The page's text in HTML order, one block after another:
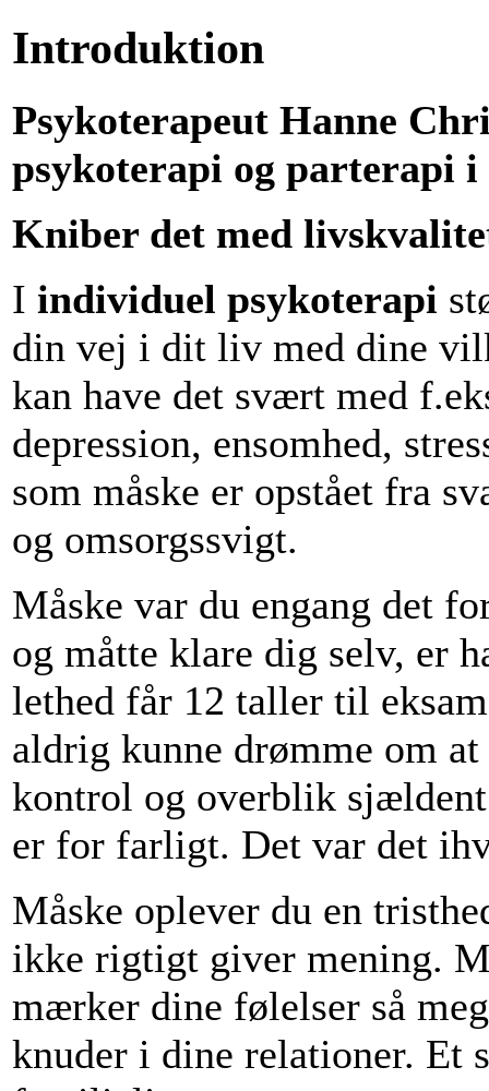
Introduktion
Psykoterapeut Hanne
psykoterapi og parterapi i
Kniber det med
I individuel psykoterapi
din vej i dit liv med dine
kan have det svært med
depression, ensomhed,
som måske er opstået fra
og omsorgssvigt.
Måske var du engang det
og måtte klare dig selv, er
lethed får 12 taller til
aldrig kunne drømme om
kontrol og overblik
er for farligt. Det var det
Måske oplever du en
ikke rigtigt giver mening.
mærker dine følelser så
knuder i dine relationer.